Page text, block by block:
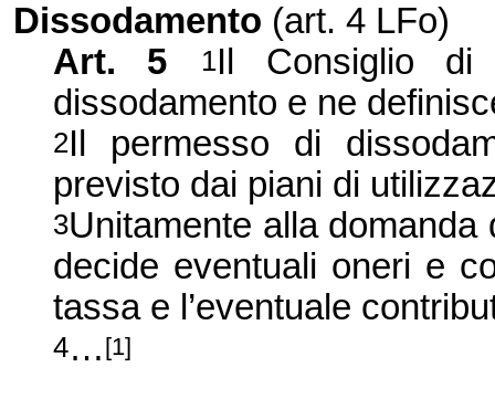
Dissodamento (art. 4 LFo)
Art. 5
1Il Consiglio di
dissodamento e ne
2Il permesso di
previsto dai piani di
3Unitamente alla
decide eventuali oneri e
tassa e l’eventuale
4… [1]